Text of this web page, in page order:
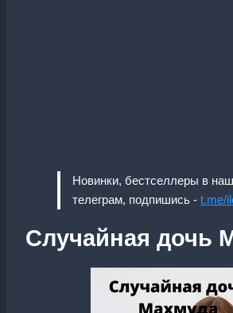
Новинки, бестселлеры в
телеграм, подпишись - t.me/
Случайная дочь